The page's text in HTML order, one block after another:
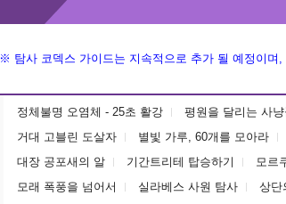
※ 탐사 코덱스 가이드는 지속적으로 추가 될 예정이며
정체불명 오염체 - 25초 활강 평원을 달리는 사냥
거대 고블린 도살자
별빛 가루, 60개를 모아라
대장 공포새의 알
기간트리테 탑승하기 모르
모래 폭풍을 넘어서
실라베스 사원 탐사 상단